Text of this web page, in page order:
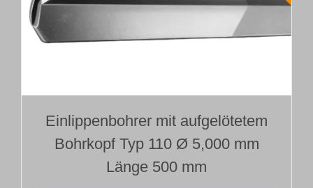
Einlippenbohrer mit aufgelötetem
Bohrkopf Typ 110 Ø 5,000 mm
Länge 500 mm